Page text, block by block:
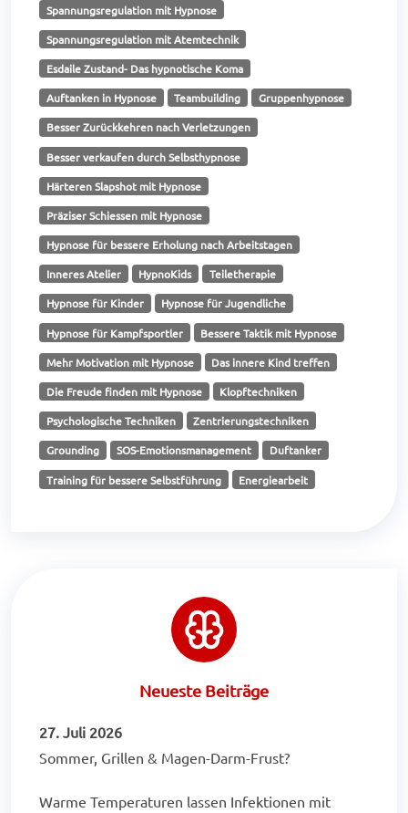
Spannungsregulation mit Hypnose
Spannungsregulation mit Atemtechnik
Esdaile Zustand- Das hypnotische Koma
Auftanken in Hypnose Teambuilding Gruppenhypnose
Besser Zurückkehren nach Verletzungen
Besser verkaufen durch Selbsthypnose
Härteren Slapshot mit Hypnose
Präziser Schiessen mit Hypnose
Hypnose für bessere Erholung nach Arbeitstagen
Inneres Atelier HypnoKids Teiletherapie
Hypnose für Kinder Hypnose für Jugendliche
Hypnose für Kampfsportler Bessere Taktik mit Hypnose
Mehr Motivation mit Hypnose Das innere Kind treffen
Die Freude finden mit Hypnose Klopftechniken
Psychologische Techniken Zentrierungstechniken
Grounding SOS-Emotionsmanagement Duftanker
Training für bessere Selbstführung Energiearbeit
Neueste Beiträge
27. Juli 2026
Sommer, Grillen & Magen-Darm-Frust?
Warme Temperaturen lassen Infektionen mit